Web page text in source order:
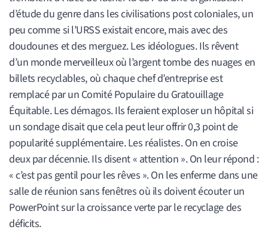
d’étude du genre dans les civilisations post coloniales, un
peu comme si l’URSS existait encore, mais avec des
doudounes et des merguez. Les idéologues. Ils rêvent
d’un monde merveilleux où l’argent tombe des nuages en
billets recyclables, où chaque chef d’entreprise est
remplacé par un Comité Populaire du Gratouillage
Équitable. Les démagos. Ils feraient exploser un hôpital si
un sondage disait que cela peut leur offrir 0,3 point de
popularité supplémentaire. Les réalistes. On en croise
deux par décennie. Ils disent « attention ». On leur répond :
« c’est pas gentil pour les rêves ». On les enferme dans une
salle de réunion sans fenêtres où ils doivent écouter un
PowerPoint sur la croissance verte par le recyclage des
déficits.